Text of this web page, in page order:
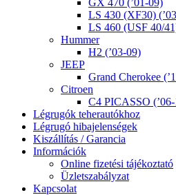
LS 430 (XF30)
LS 460 (USF 40/
Hummer
H2 (’03-09)
JEEP
Grand Cherokee
Citroen
C4 PICASSO
Légrugók teherautókhoz
Légrugó hibajelenségek
Kiszállítás / Garancia
Információk
Online fizetési tájékoztató
Üzletszabályzat
Kapcsolat